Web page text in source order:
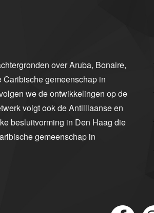
over Aruba, Bonaire,
gemeenschap in
we de ontwikkelingen op de
volgt ook de Antilliaanse en
besluitvorming in Den Haag die
gemeenschap in